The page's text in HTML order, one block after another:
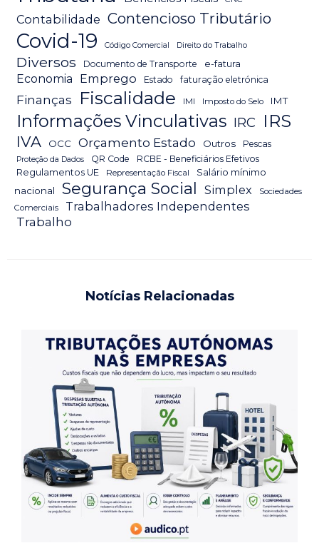
Contabilidade Contencioso Tributário
Covid-19 Código Comercial Direito do Trabalho
Diversos Documento de Transporte e-fatura
Economia Emprego Estado faturação eletrónica
Finanças Fiscalidade IMI Imposto do Selo IMT
Informações Vinculativas IRC IRS
IVA OCC Orçamento Estado Outros Pescas
Proteção da Dados QR Code
RCBE - Beneficiários Efetivos
Regulamentos UE
Representação Fiscal
Salário mínimo
nacional
Segurança Social Simplex
Sociedades
Comerciais
Trabalhadores Independentes
Trabalho
Notícias Relacionadas